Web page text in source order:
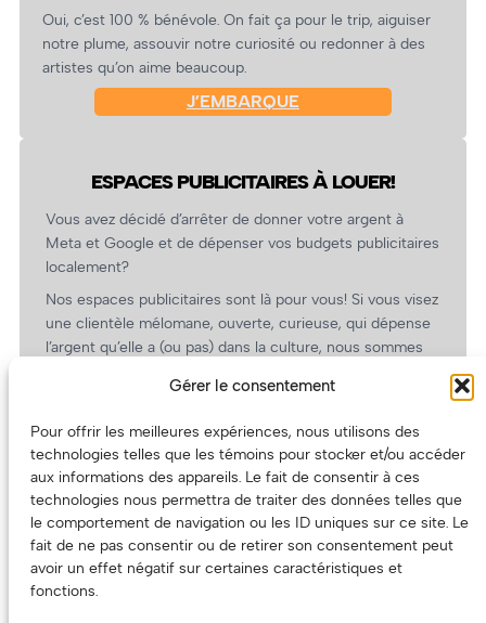
Gérer le consentement
Pour offrir les meilleures expériences, nous utilisons des
technologies telles que les témoins pour stocker et/ou accéder
aux informations des appareils. Le fait de consentir à ces
technologies nous permettra de traiter des données telles que
le comportement de navigation ou les ID uniques sur ce site. Le
fait de ne pas consentir ou de retirer son consentement peut
avoir un effet négatif sur certaines caractéristiques et
fonctions.
Oui, c’est 100 % bénévole. On fait ça pour le trip, aiguiser
notre plume, assouvir notre curiosité ou redonner à des
artistes qu’on aime beaucoup.
J’EMBARQUE
ESPACES PUBLICITAIRES À LOUER!
Vous avez décidé d’arrêter de donner votre argent à
Meta et Google et de dépenser vos budgets publicitaires
localement?
Nos espaces publicitaires sont là pour vous! Si vous visez
une clientèle mélomane, ouverte, curieuse, qui dépense
l’argent qu’elle a (ou pas) dans la culture, nous sommes
revient.
(Oui, on va avoir des tarifs spéciaux pour vous, les
artistes!)